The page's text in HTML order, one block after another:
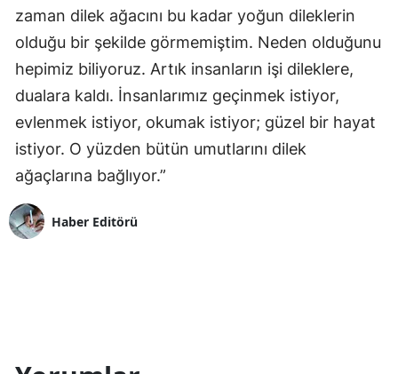
zaman dilek ağacını bu kadar yoğun dileklerin
olduğu bir şekilde görmemiştim. Neden olduğunu
hepimiz biliyoruz. Artık insanların işi dileklere,
dualara kaldı. İnsanlarımız geçinmek istiyor,
evlenmek istiyor, okumak istiyor; güzel bir hayat
istiyor. O yüzden bütün umutlarını dilek
ağaçlarına bağlıyor.”
Haber Editörü